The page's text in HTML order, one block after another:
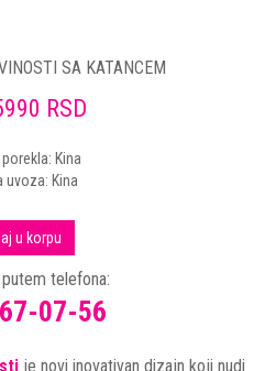
SA KATANCEM
RSD
Kina
uvoza: Kina
u korpu
telefona:
07-56
je novi inovativan dizajn koji nudi